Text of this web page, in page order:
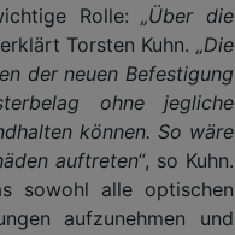
Rolle: „Über die
Torsten Kuhn. „Die
der neuen Befestigung
ohne jegliche
können. So wäre
auftreten“, so Kuhn.
sowohl alle optischen
aufzunehmen und